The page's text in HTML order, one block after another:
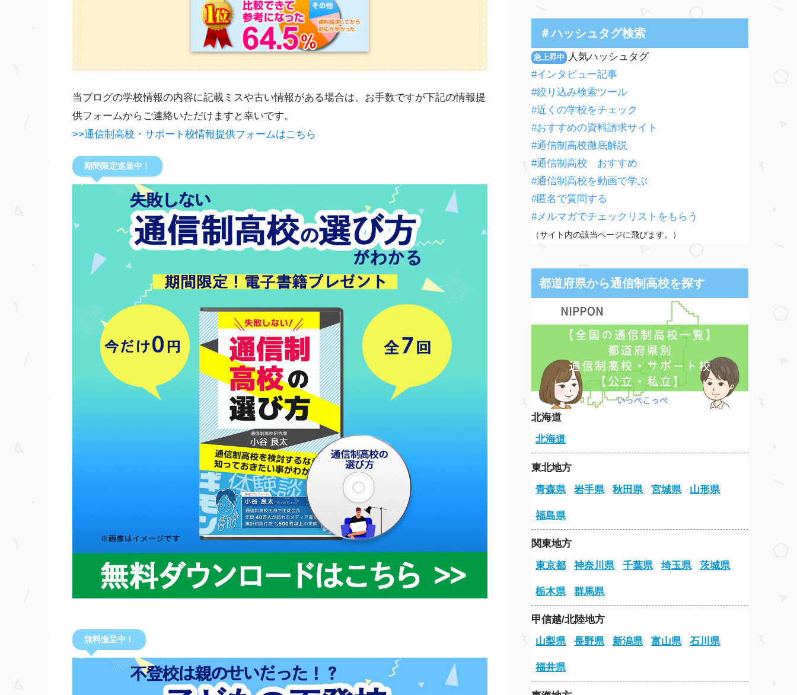
当ブログの学校情報の内容に記載ミスや古い情報がある場合は、お手数ですが下記の情報提
供フォームからご連絡いただけますと幸いです。
>>通信制高校・サポート校情報提供フォームはこちら
期間限定進呈中！
無料進呈中！
＃ハッシュタグ検索
急上昇中
人気ハッシュタグ
#インタビュー記事
#絞り込み検索ツール
#近くの学校をチェック
#おすすめの資料請求サイト
#通信制高校徹底解説
#通信制高校 おすすめ
#通信制高校を動画で学ぶ
#匿名で質問する
#メルマガでチェックリストをもらう
（サイト内の該当ページに飛びます。）
都道府県から通信制高校を探す
北海道
北海道
東北地方
青森県
岩手県 秋田県 宮城県 山形県
福島県
関東地方
東京都
神奈川県 千葉県 埼玉県 茨城県
栃木県 群馬県
甲信越/北陸地方
山梨県
長野県 新潟県 富山県 石川県
福井県